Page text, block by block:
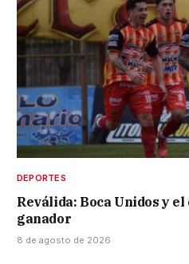
DEPORTES
Reválida: Boca Unidos y
ganador
8 de agosto de 2026